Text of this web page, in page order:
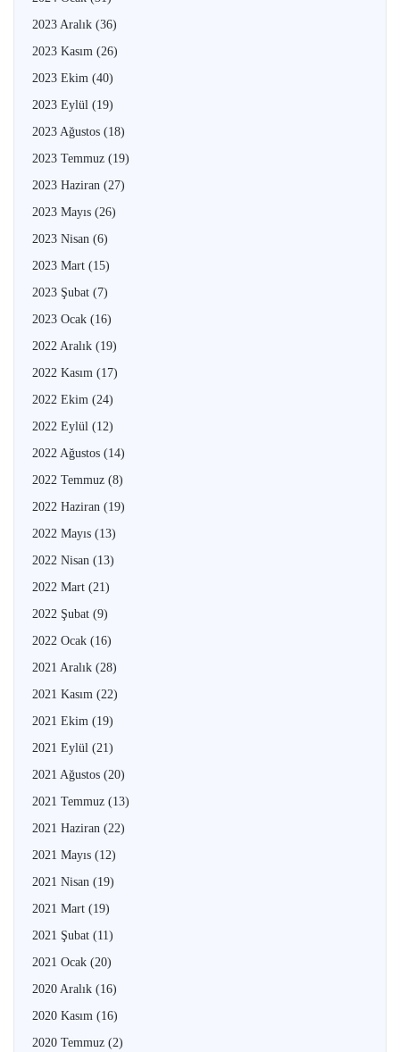
2023 Aralık (36)
2023 Kasım (26)
2023 Ekim (40)
2023 Eylül (19)
2023 Ağustos (18)
2023 Temmuz (19)
2023 Haziran (27)
2023 Mayıs (26)
2023 Nisan (6)
2023 Mart (15)
2023 Şubat (7)
2023 Ocak (16)
2022 Aralık (19)
2022 Kasım (17)
2022 Ekim (24)
2022 Eylül (12)
2022 Ağustos (14)
2022 Temmuz (8)
2022 Haziran (19)
2022 Mayıs (13)
2022 Nisan (13)
2022 Mart (21)
2022 Şubat (9)
2022 Ocak (16)
2021 Aralık (28)
2021 Kasım (22)
2021 Ekim (19)
2021 Eylül (21)
2021 Ağustos (20)
2021 Temmuz (13)
2021 Haziran (22)
2021 Mayıs (12)
2021 Nisan (19)
2021 Mart (19)
2021 Şubat (11)
2021 Ocak (20)
2020 Aralık (16)
2020 Kasım (16)
2020 Temmuz (2)